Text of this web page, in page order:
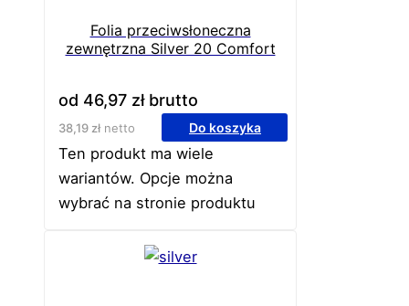
Folia przeciwsłoneczna
zewnętrzna Silver 20 Comfort
od 46,97 złbrutto
38,19 złnetto Do koszyka
Ten produkt ma wiele
wariantów. Opcje można
wybrać na stronie produktu